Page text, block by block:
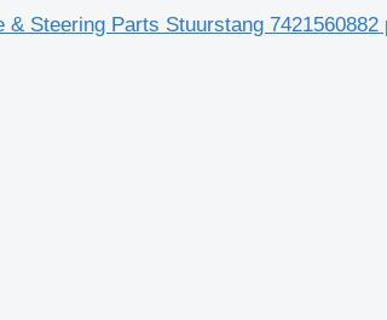
Steering Parts Stuurstang 7421560882